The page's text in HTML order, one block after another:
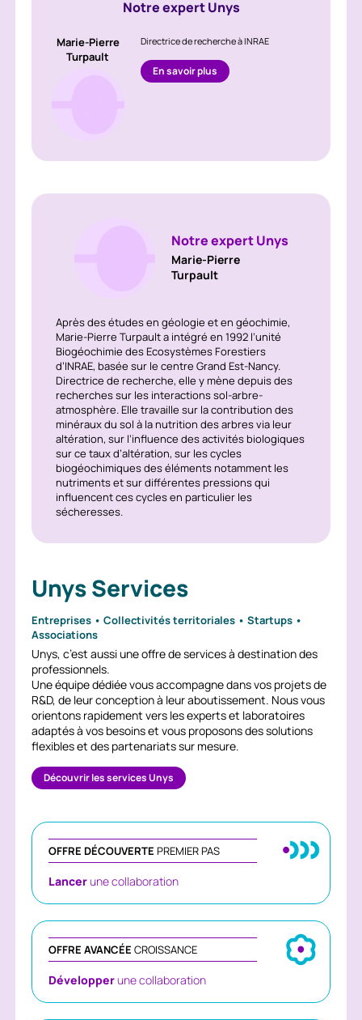
Notre expert Unys
Marie-Pierre
Turpault
Directrice de recherche à INRAE
En savoir plus
Notre expert Unys
Marie-Pierre
Turpault
Après des études en géologie et en géochimie,
Marie-Pierre Turpault a intégré en 1992 l’unité
Biogéochimie des Ecosystèmes Forestiers
d’INRAE, basée sur le centre Grand Est-Nancy.
Directrice de recherche, elle y mène depuis des
recherches sur les interactions sol-arbre-
atmosphère. Elle travaille sur la contribution des
minéraux du sol à la nutrition des arbres via leur
altération, sur l’influence des activités biologiques
sur ce taux d’altération, sur les cycles
biogéochimiques des éléments notamment les
nutriments et sur différentes pressions qui
influencent ces cycles en particulier les
sécheresses.
Unys Services
Entreprises • Collectivités territoriales • Startups •
Associations
Unys, c’est aussi une offre de services à destination des
professionnels.
Une équipe dédiée vous accompagne dans vos projets de
R&D, de leur conception à leur aboutissement. Nous vous
orientons rapidement vers les experts et laboratoires
adaptés à vos besoins et vous proposons des solutions
flexibles et des partenariats sur mesure.
Découvrir les services Unys
OFFRE DÉCOUVERTE PREMIER PAS
Lancerune collaboration
OFFRE AVANCÉE CROISSANCE
Développerune collaboration